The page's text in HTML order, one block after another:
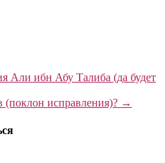
Али ибн Абу Талиба (да будет
(поклон исправления)? →